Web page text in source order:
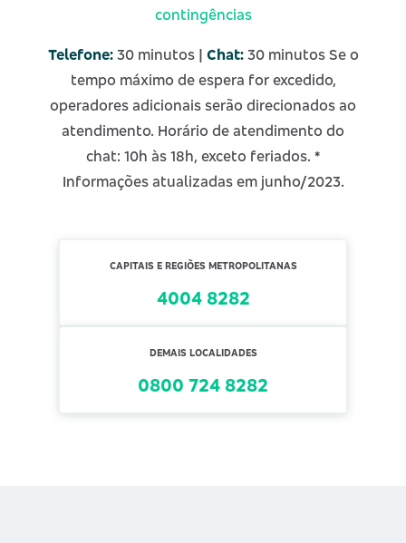
contingências
Telefone:30 minutos | Chat:30 minutosSe o
tempo máximo de espera for excedido,
operadores adicionais serão direcionados ao
atendimento. Horário de atendimento do
chat: 10h às 18h, exceto feriados. *
Informações atualizadas em junho/2023.
CAPITAIS E REGIÕES METROPOLITANAS
4004 8282
DEMAIS LOCALIDADES
0800 724 8282